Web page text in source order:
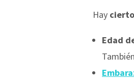
Hay
Edad